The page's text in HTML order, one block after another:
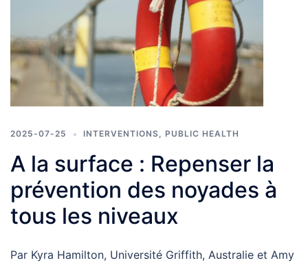
2025-07-25 INTERVENTIONS, PUBLIC HEALTH
A la surface : Repenser la
prévention des noyades à
tous les niveaux
Par Kyra Hamilton, Université Griffith, Australie et Amy